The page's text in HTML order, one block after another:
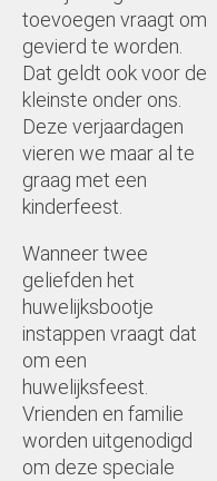
toevoegen vraagt om
gevierd te worden.
Dat geldt ook voor de
kleinste onder ons.
Deze verjaardagen
vieren we maar al te
graag met een
kinderfeest.
Wanneer twee
geliefden het
huwelijksbootje
instappen vraagt dat
om een
huwelijksfeest.
Vrienden en familie
worden uitgenodigd
om deze speciale